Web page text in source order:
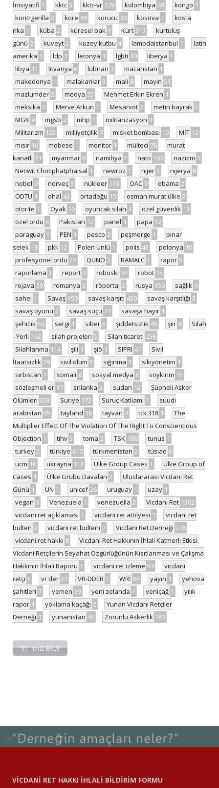
İnisiyatifi 1 kktc 3 kktc-vr 179 kolombiya 48 kongo 1
kontrgerilla 2 kore 49 korucu 30 kosova 1
kosta
rika 1 küba 2 küresel bak 1 Kürt 317
kurtuluş
günü 2 kuveyt 2 kuzey kutbu 4 lambdaistanbul 1
latin
amerika 1 ldp 1 letonya 1 lgbti 40 liberya 1
libya 11 litvanya 6 lübnan 3 macaristan 1
makedonya 1 malakanlar 3 mali 8 mayın 51
mazlumder 2 medya 25 Mehmet Erkin Ekren 1
meksika 1 Merve Arkun 1 Mesarvot 2 metin bayrak 2
MGK 9 mgsb 2 mhp 1 militarizasyon 1
Militarizm 123 milliyetçilik 7 misket bombası 10 MİT 12
mısır 16 mobese 1 monitor 1 mülteci 76
murat
kanatlı 21 myanmar 8 namibya 1 nato 107 nazizm 1
Netiwit Chotiphatphaisal 1 newroz 1 nijer 1 nijerya 8
nobel 9 norveç 3 nükleer 113 OAC 9 obama 2
ODTÜ 1 ohal 43 ortadoğu 15 osman murat ülke 2
otorite 1 Oyak 10 oyuncak silah 4 özel güvenlik 11
özel ordu 4 Pakistan 12 panel 1 papa 12
paraguay 1 PEN 1 pesco 2 peşmerge 1
pınar
selek 18 pkk 12 Polen Ünlü 1 polis 43 polonya 10
profesyonel ordu 22 QUNO 2 RAMALC 1 rapor 5
raporlama 1 report 3 roboski 34 robot 15
rojava 39 romanya 3 röportaj 2 rusya 150 sağlık 1
sahel 1 Savaş 190 savaş karşıtı 420 savaş karşıtlığı 3
savaş oyunu 2 savaş suçu 77 savaşa hayır 1
şehitlik 56 sergi 1 siber 5 şiddetsizlik 45 şiir 4
Silah
- Yerli 162 silah projeleri 5 Silah ticareti 256
Silahlanma 114 şili 1 şiö 1 SIPRI 41
Sivil
İtaatsizlik 29 sivil ölüm 5 sığınma 1 sıkıyönetim 1
sırbistan 1 somali 8 sosyal medya 8 soykırım 15
sözleşmeli er 17 srilanka 2 sudan 12
Şüpheli Asker
Ölümleri 358 Suriye 172 Suruç Katliamı 1
suudi
arabistan 45 tayland 16 tayvan 4 tck 318 1
The
Multiplier Effect Of The Violation Of The Right To Conscientious
Objection 1 tihv 5 toma 2 TSK 188 tunus 1
turkey 2 türkiye 410 türkmenistan 2 tüsiad 6
ucm 10 ukrayna 118 Ulke Group Cases 1
Ülke Group of
Cases 1 Ülke Grubu Davaları 2
Uluslararası Vicdani Ret
Günü 1 UN 1 unicef 26 uruguay 1 uzay 1
vegan 3 Venezuela 1 venezuella 2 Vicdani Ret 1302
vicdani ret açıklaması 1 vicdani ret atölyesi 1
vicdani ret
bülten 2 vicdani ret bülteni 7 Vicdani Ret Derneği 278
vicdani ret hakkı 8
Vicdani Ret Hakkının İhlali Katmerli Etkisi:
Vicdani Retçilerin Seyahat Özgürlüğünün Kısıtlanması ve Çalışma
Hakkının İhlali Raporu 1 vicdani ret izleme 53
vicdani
retçi 5 vr der 21 VR-DDER 1 WRİ 64 yayın 1
yehova
şahitleri 7 yemen 59 yeni zelanda 1 yeniçağ 1
yılık
rapor 1 yoklama kaçağı 2
Yunan Vicdani Retçiler
Derneği 1 yunanistan 40 Zorunlu Askerlik 183
YAZI EKLE
VİCDANİ RET HAKKI İHLALİ BİLDİRİM FORMU